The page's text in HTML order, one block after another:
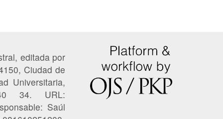
editada por
Ciudad de
Universitaria,
34. URL:
Saúl